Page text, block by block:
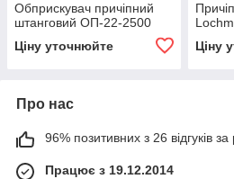
Обприскувач причіпний
штанговий ОП-22-2500
Ціну уточнюйте
Ціну
Про нас
96% позитивних з 26 відгуків за
Працює з 19.12.2014